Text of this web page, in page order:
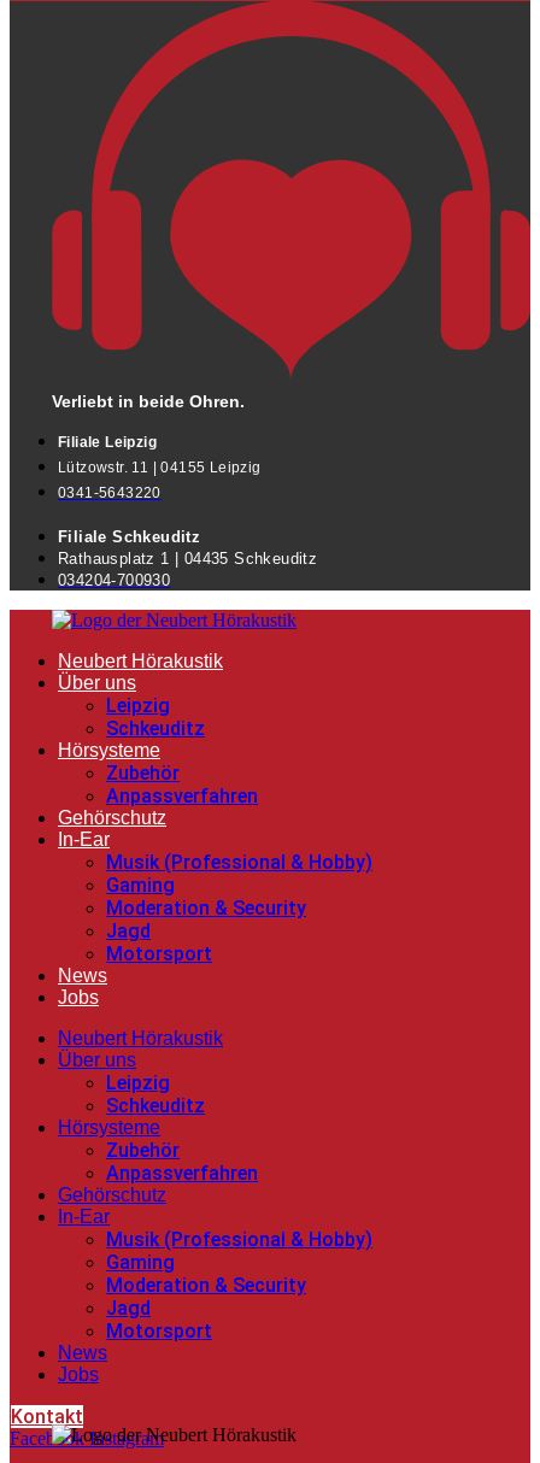
Verliebt in beide Ohren.
Filiale Leipzig
Lützowstr. 11 | 04155 Leipzig
0341-5643220
Filiale Schkeuditz
Rathausplatz 1 | 04435 Schkeuditz
034204-700930
Neubert Hörakustik
Über uns
Leipzig
Schkeuditz
Hörsysteme
Zubehör
Anpassverfahren
Gehörschutz
In-Ear
Musik (Professional & Hobby)
Gaming
Moderation & Security
Jagd
Motorsport
News
Jobs
Neubert Hörakustik
Über uns
Leipzig
Schkeuditz
Hörsysteme
Zubehör
Anpassverfahren
Gehörschutz
In-Ear
Musik (Professional & Hobby)
Gaming
Moderation & Security
Jagd
Motorsport
News
Jobs
Kontakt
Facebook Instagram